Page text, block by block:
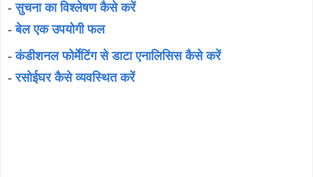
-सुचना का विश्लेषण कैसे करें
-बेल एक उपयोगी फल
-कंडीशनल फोर्मेटिंग से डाटा एनालिसिस कैसे करें
-रसोईघर कैसे व्यवस्थित करें